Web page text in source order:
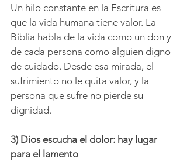
Un hilo constante en la Escritura es
que la vida humana tiene valor. La
Biblia habla de la vida como un don y
de cada persona como alguien digno
de cuidado. Desde esa mirada, el
sufrimiento no le quita valor, y la
persona que sufre no pierde su
dignidad.
3) Dios escucha el dolor: hay lugar
para el lamento